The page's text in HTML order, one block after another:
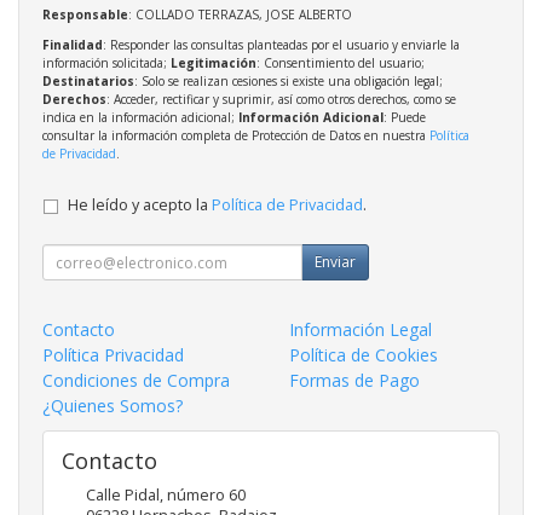
Responsable: COLLADO TERRAZAS, JOSE ALBERTO
Finalidad: Responder las consultas planteadas por el usuario y enviarle la
información solicitada; Legitimación: Consentimiento del usuario;
Destinatarios: Solo se realizan cesiones si existe una obligación legal;
Derechos: Acceder, rectificar y suprimir, así como otros derechos, como se
indica en la información adicional; Información Adicional: Puede
consultar la información completa de Protección de Datos en nuestra Política
de Privacidad.
He leído y acepto la Política de Privacidad.
Enviar
Contacto
Información Legal
Política Privacidad
Política de Cookies
Condiciones de Compra
Formas de Pago
¿Quienes Somos?
Contacto
Calle Pidal, número 60